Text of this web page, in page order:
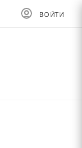
ВОЙТИ